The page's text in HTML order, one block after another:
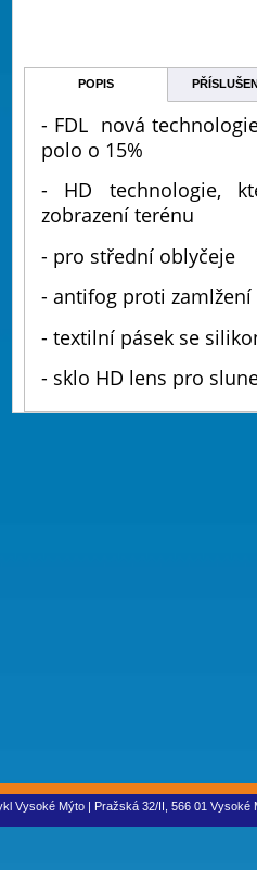
POPIS
- FDL nová
polo o 15%
- HD technologie,
zobrazení terénu
- pro střední oblyčeje
- antifog proti zamlžení
- textilní pásek se
- sklo HD lens pro
Vysoké Mýto | Pražská 32/II, 566 01 Vysoké